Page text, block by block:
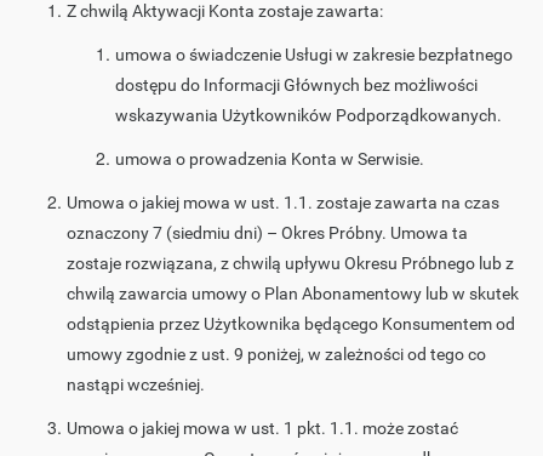
Z chwilą Aktywacji Konta zostaje zawarta:
umowa o świadczenie Usługi w zakresie bezpłatnego
dostępu do Informacji Głównych bez możliwości
wskazywania Użytkowników Podporządkowanych.
umowa o prowadzenia Konta w Serwisie.
Umowa o jakiej mowa w ust. 1.1. zostaje zawarta na czas
oznaczony 7 (siedmiu dni) – Okres Próbny. Umowa ta
zostaje rozwiązana, z chwilą upływu Okresu Próbnego lub z
chwilą zawarcia umowy o Plan Abonamentowy lub w skutek
odstąpienia przez Użytkownika będącego Konsumentem od
umowy zgodnie z ust. 9 poniżej, w zależności od tego co
nastąpi wcześniej.
Umowa o jakiej mowa w ust. 1 pkt. 1.1. może zostać